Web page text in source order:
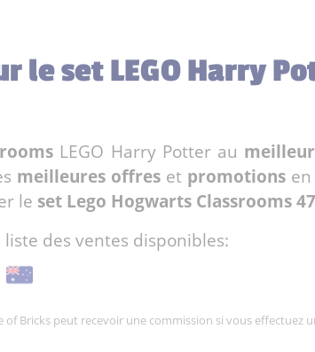
le set LEGO Harry
LEGO Harry Potter au
meilleures offres et promotions
le set Lego Hogwarts Classrooms
des ventes disponibles:
Bricks peut recevoir une commission si vous effectuez